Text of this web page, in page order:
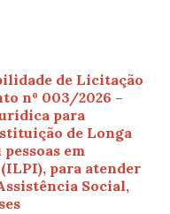
de Licitação
nº 003/2026 –
para
de Longa
em
para atender
Social,